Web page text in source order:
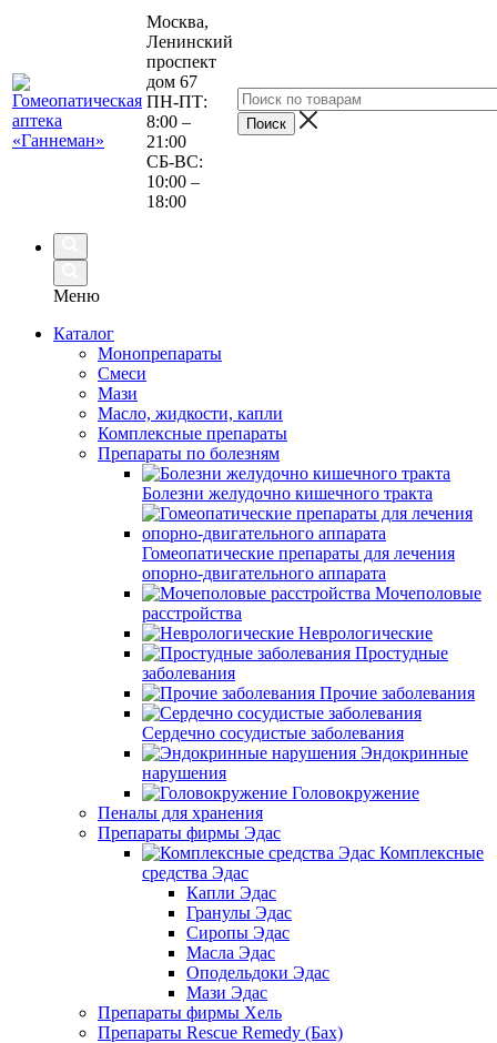
Москва,
Ленинский
проспект
дом 67
ПН-ПТ:
8:00 –
21:00
СБ-ВС:
10:00 –
18:00
Меню
Каталог
Монопрепараты
Смеси
Мази
Масло, жидкости, капли
Комплексные препараты
Препараты по болезням
Болезни желудочно кишечного тракта
Гомеопатические препараты для лечения
опорно-двигательного аппарата
Мочеполовые
расстройства
Неврологические
Простудные
заболевания
Прочие заболевания
Сердечно сосудистые заболевания
Эндокринные
нарушения
Головокружение
Пеналы для хранения
Препараты фирмы Эдас
Комплексные
средства Эдас
Капли Эдас
Гранулы Эдас
Сиропы Эдас
Масла Эдас
Оподельдоки Эдас
Мази Эдас
Препараты фирмы Хель
Препараты Rescue Remedy (Бах)